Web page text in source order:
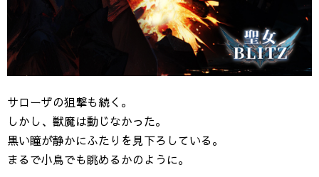
サローザの狙撃も続く。
しかし、獣魔は動じなかった。
黒い瞳が静かにふたりを見下ろしている。
まるで小鳥でも眺めるかのように。